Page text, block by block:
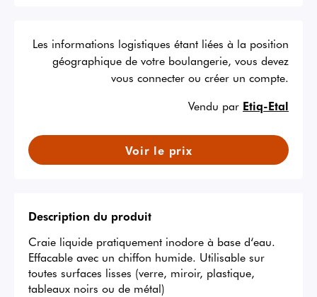
Les informations logistiques étant liées à la position
géographique de votre boulangerie, vous devez
vous connecter ou créer un compte.
Vendu par Etiq-Etal
Voir le prix
Description du produit
Craie liquide pratiquement inodore à base d‘eau.
Effacable avec un chiffon humide. Utilisable sur
toutes surfaces lisses (verre, miroir, plastique,
tableaux noirs ou de métal)